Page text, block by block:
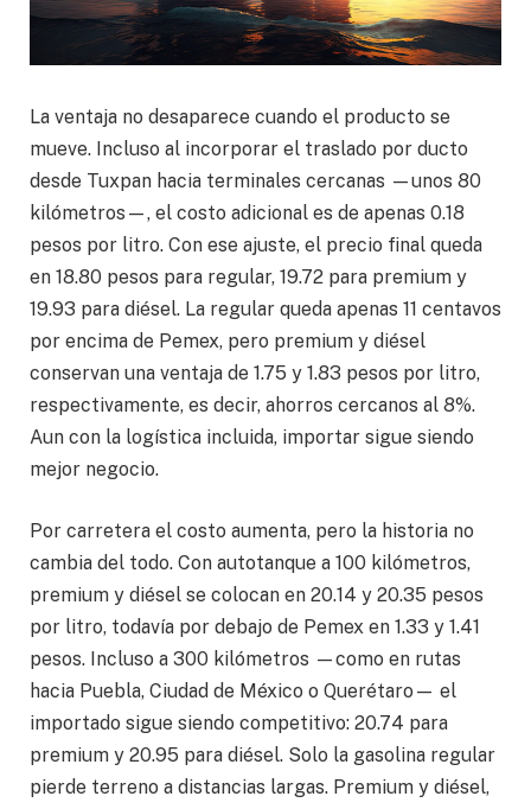
La ventaja no desaparece cuando el producto se
mueve. Incluso al incorporar el traslado por ducto
desde Tuxpan hacia terminales cercanas —unos 80
kilómetros—, el costo adicional es de apenas 0.18
pesos por litro. Con ese ajuste, el precio final queda
en 18.80 pesos para regular, 19.72 para premium y
19.93 para diésel. La regular queda apenas 11 centavos
por encima de Pemex, pero premium y diésel
conservan una ventaja de 1.75 y 1.83 pesos por litro,
respectivamente, es decir, ahorros cercanos al 8%.
Aun con la logística incluida, importar sigue siendo
mejor negocio.
Por carretera el costo aumenta, pero la historia no
cambia del todo. Con autotanque a 100 kilómetros,
premium y diésel se colocan en 20.14 y 20.35 pesos
por litro, todavía por debajo de Pemex en 1.33 y 1.41
pesos. Incluso a 300 kilómetros —como en rutas
hacia Puebla, Ciudad de México o Querétaro— el
importado sigue siendo competitivo: 20.74 para
premium y 20.95 para diésel. Solo la gasolina regular
pierde terreno a distancias largas. Premium y diésel,